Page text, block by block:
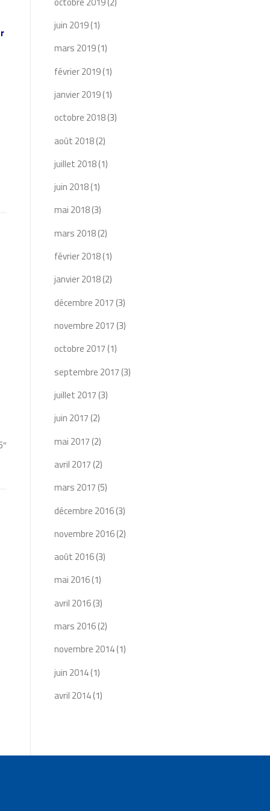
juin 2019(1)
mars 2019(1)
février 2019(1)
janvier 2019(1)
octobre 2018(3)
août 2018(2)
juillet 2018(1)
juin 2018(1)
mai 2018(3)
mars 2018(2)
février 2018(1)
janvier 2018(2)
décembre 2017 (3)
novembre 2017 (3)
octobre 2017 (1)
septembre 2017 (3)
juillet 2017 (3)
juin 2017 (2)
mai 2017 (2)
avril 2017 (2)
mars 2017 (5)
décembre 2016(3)
novembre 2016(2)
août 2016(3)
mai 2016(1)
avril 2016(3)
mars 2016(2)
novembre 2014(1)
juin 2014(1)
avril 2014(1)